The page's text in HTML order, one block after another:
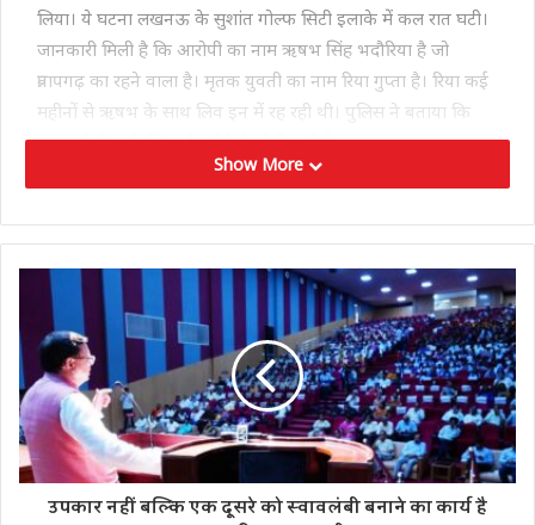
लिया। ये घटना लखनऊ के सुशांत गोल्फ सिटी इलाके में कल रात घटी।
जानकारी मिली है कि आरोपी का नाम ऋषभ सिंह भदौरिया है जो
प्रतापगढ़ का रहने वाला है। मृतक युवती का नाम रिया गुप्ता है। रिया कई
महीनों से ऋषभ के साथ लिव इन में रह रही थी। पुलिस ने बताया कि
ऋषभ ने रिया के सिर और सीने में गोली मारी है।
क्रिस्टल अपार्टमेंट में रहने वाली एक महिला की उसके लिव-इन पार्टनर ने
गोली मारकर हत्या कर दी है। खबर मिलते ही पुलिस घटना स्थल पर
पहुंची और फोरेंसिक टीम को भी बुलाया गया। पुलिस ने महिला के शव
को पोस्टमार्टम के लिए भेज दिया है और आरोपी को गिरफ्तार कर लिया
है।
Show More
उपकार नहीं बल्कि एक दूसरे को स्वावलंबी बनाने का कार्य है